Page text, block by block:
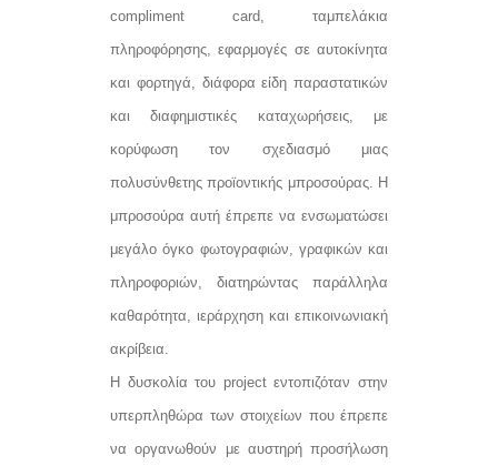
compliment card, ταμπελάκια
πληροφόρησης, εφαρμογές σε αυτοκίνητα
και φορτηγά, διάφορα είδη παραστατικών
και διαφημιστικές καταχωρήσεις, με
κορύφωση τον σχεδιασμό μιας
πολυσύνθετης προϊοντικής μπροσούρας. Η
μπροσούρα αυτή έπρεπε να ενσωματώσει
μεγάλο όγκο φωτογραφιών, γραφικών και
πληροφοριών, διατηρώντας παράλληλα
καθαρότητα, ιεράρχηση και επικοινωνιακή
ακρίβεια.
Η δυσκολία του project εντοπιζόταν στην
υπερπληθώρα των στοιχείων που έπρεπε
να οργανωθούν με αυστηρή προσήλωση